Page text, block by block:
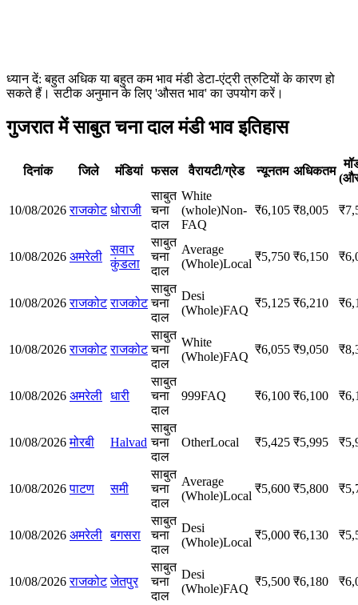
ध्यान दें: बहुत अधिक या बहुत कम भाव मंडी डेटा-एंट्री त्रुटियों के कारण हो
सकते हैं। सटीक अनुमान के लिए 'औसत भाव' का उपयोग करें।
गुजरात में साबुत चना दाल मंडी भाव इतिहास
दिनांक जिले मंडियां फसल वैरायटी/ग्रेड न्यूनतम अधिकतम
10/08/2026 राजकोट धोराजी
साबुत
चना
दाल
White
(whole)Non-
FAQ
₹6,105 ₹8,005 ₹
10/08/2026 अमरेली
सवार
कुंडला
साबुत
चना
दाल
Average
(Whole)Local
₹5,750 ₹6,150 ₹
10/08/2026 राजकोट राजकोट
साबुत
चना
दाल
Desi
(Whole)FAQ
₹5,125 ₹6,210 ₹
10/08/2026 राजकोट राजकोट
साबुत
चना
दाल
White
(Whole)FAQ
₹6,055 ₹9,050 ₹
10/08/2026 अमरेली धारी
साबुत
चना
दाल
999FAQ ₹6,100 ₹6,100 ₹
10/08/2026 मोरबी Halvad
साबुत
चना
दाल
OtherLocal ₹5,425 ₹5,995 ₹
10/08/2026 पाटण समी
साबुत
चना
दाल
Average
(Whole)Local
₹5,600 ₹5,800 ₹
10/08/2026 अमरेली बगसरा
साबुत
चना
दाल
Desi
(Whole)Local
₹5,000 ₹6,130 ₹
10/08/2026 राजकोट जेतपुर
साबुत
चना
दाल
Desi
(Whole)FAQ
₹5,500 ₹6,180 ₹